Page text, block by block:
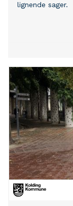
lignende sager.